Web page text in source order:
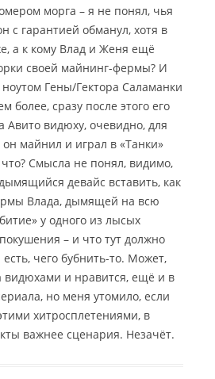
морга – я не понял, чья
с гарантией обманул, хотя в
а к кому Влад и Женя ещё
своей майнинг-фермы? И
Гены/Гектора Саламанки
более, сразу после этого его
Авито видюху, очевидно, для
майнил и играл в «Танки»
Смысла не понял, видимо,
девайс вставить, как
Влада, дымящей на всю
у одного из лысых
– и что тут должно
чего бубнить-то. Может,
видюхами и нравится, ещё и в
но меня утомило, если
хитросплетениями, в
важнее сценария. Незачёт.